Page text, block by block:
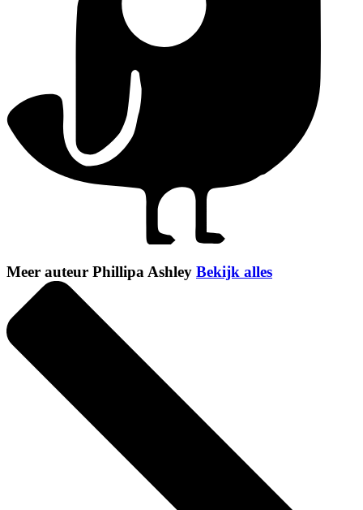
Meer auteur Phillipa Ashley Bekijk alles